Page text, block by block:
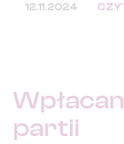
zdewastowaną
12.11.2024
partii